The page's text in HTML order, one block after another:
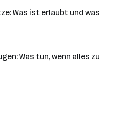
Was ist erlaubt und was
Was tun, wenn alles zu